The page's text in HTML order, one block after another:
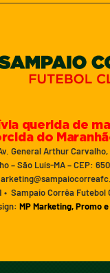
querida de
do
General Arthur Carvalho,
– São Luís-MA – CEP:
• Sampaio Corrêa Futebol
MP Marketing, Promo